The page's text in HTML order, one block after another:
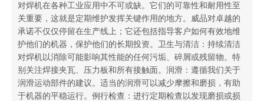
对焊机在各种工业应用中不可或缺。它们的可靠性和耐用性至
关重要，这就是定期维护发挥关键作用的地方。威品对卓越的
承诺不仅仅停留在生产线上；它还包括指导客户如何有效地维
护他们的机器，保护他们的长期投资。卫生与清洁：持续清洁
对焊机以消除可能影响其性能的任何污垢、碎屑或残留物。特
别关注焊接夹瓦、压力板和所有接触面。润滑：遵循我们关于
润滑运动部件的建议。适当的润滑可以减少摩擦和磨损，有助
于机器的平稳运行。例行检查：进行定期检查以发现磨损或损